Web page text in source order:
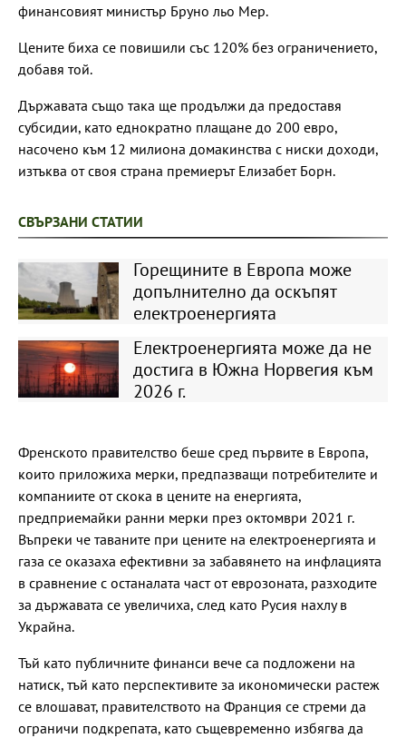
финансовият министър Бруно льо Мер.
Цените биха се повишили със 120% без ограничението,
добавя той.
Държавата също така ще продължи да предоставя
субсидии, като еднократно плащане до 200 евро,
насочено към 12 милиона домакинства с ниски доходи,
изтъква от своя страна премиерът Елизабет Борн.
СВЪРЗАНИ СТАТИИ
Горещините в Европа може
допълнително да оскъпят
електроенергията
Електроенергията може да не
достига в Южна Норвегия към
2026 г.
Френското правителство беше сред първите в Европа,
които приложиха мерки, предпазващи потребителите и
компаниите от скока в цените на енергията,
предприемайки ранни мерки през октомври 2021 г.
Въпреки че таваните при цените на електроенергията и
газа се оказаха ефективни за забавянето на инфлацията
в сравнение с останалата част от еврозоната, разходите
за държавата се увеличиха, след като Русия нахлу в
Украйна.
Тъй като публичните финанси вече са подложени на
натиск, тъй като перспективите за икономически растеж
се влошават, правителството на Франция се стреми да
ограничи подкрепата, като същевременно избягва да